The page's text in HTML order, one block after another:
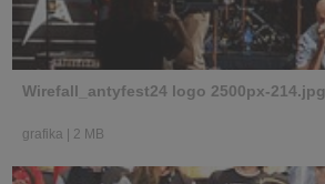
Wirefall_antyfest24 logo 2500px-214.jpg
grafika 2 MB